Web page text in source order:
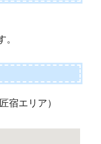
。
宿エリア）